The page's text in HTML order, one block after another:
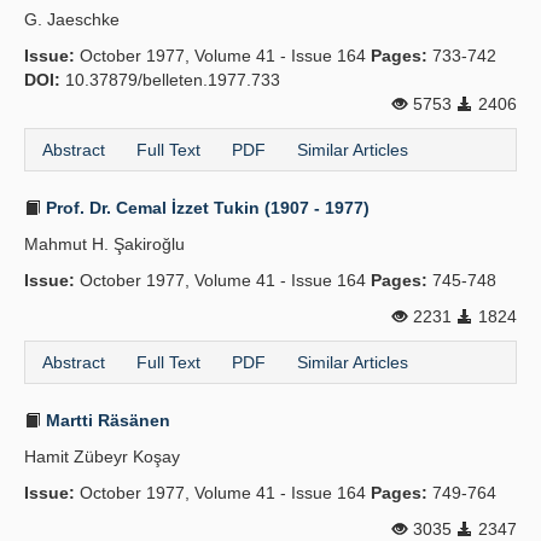
Publication Policies
Guidelines
Contact Us
G. Jaeschke
Issue: October 1977, Volume 41 - Issue 164 Pages: 733-742
DOI: 10.37879/belleten.1977.733
5753
2406
Abstract Full Text PDF Similar Articles
Prof. Dr. Cemal İzzet Tukin (1907 - 1977)
Mahmut H. Şakiroğlu
Issue: October 1977, Volume 41 - Issue 164 Pages: 745-748
2231
1824
Abstract Full Text PDF Similar Articles
Martti Räsänen
Hamit Zübeyr Koşay
Issue: October 1977, Volume 41 - Issue 164 Pages: 749-764
3035
2347